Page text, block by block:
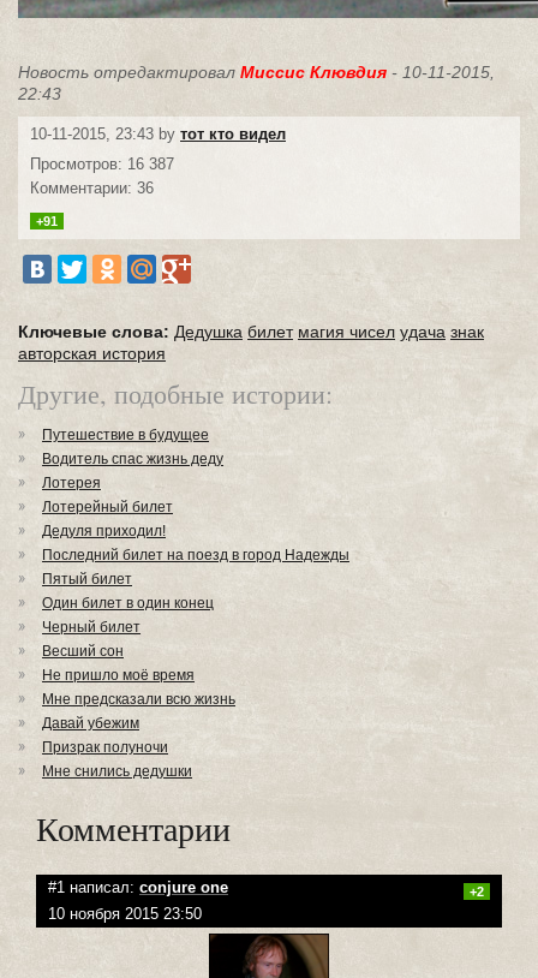
Новость отредактировал Миссис Клювдия - 10-11-2015,
22:43
10-11-2015, 23:43 by тот кто видел
Просмотров: 16 387
Комментарии: 36
+91
Ключевые слова: Дедушка билет магия чисел удача знак
авторская история
Другие, подобные истории:
Путешествие в будущее
Водитель спас жизнь деду
Лотерея
Лотерейный билет
Дедуля приходил!
Последний билет на поезд в город Надежды
Пятый билет
Один билет в один конец
Черный билет
Весший сон
Не пришло моё время
Мне предсказали всю жизнь
Давай убежим
Призрак полуночи
Мне снились дедушки
Комментарии
#1 написал: conjure one +2
10 ноября 2015 23:50